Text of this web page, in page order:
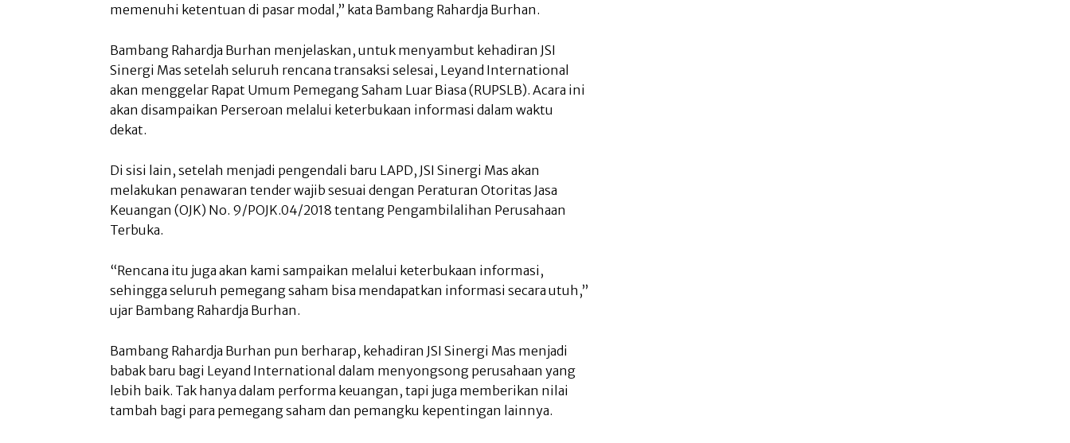
memenuhi ketentuan di pasar modal,” kata Bambang Rahardja Burhan.
Bambang Rahardja Burhan menjelaskan, untuk menyambut kehadiran JSI
Sinergi Mas setelah seluruh rencana transaksi selesai, Leyand International
akan menggelar Rapat Umum Pemegang Saham Luar Biasa (RUPSLB). Acara ini
akan disampaikan Perseroan melalui keterbukaan informasi dalam waktu
dekat.
Di sisi lain, setelah menjadi pengendali baru LAPD, JSI Sinergi Mas akan
melakukan penawaran tender wajib sesuai dengan Peraturan Otoritas Jasa
Keuangan (OJK) No. 9/POJK.04/2018 tentang Pengambilalihan Perusahaan
Terbuka.
“Rencana itu juga akan kami sampaikan melalui keterbukaan informasi,
sehingga seluruh pemegang saham bisa mendapatkan informasi secara utuh,”
ujar Bambang Rahardja Burhan.
Bambang Rahardja Burhan pun berharap, kehadiran JSI Sinergi Mas menjadi
babak baru bagi Leyand International dalam menyongsong perusahaan yang
lebih baik. Tak hanya dalam performa keuangan, tapi juga memberikan nilai
tambah bagi para pemegang saham dan pemangku kepentingan lainnya.